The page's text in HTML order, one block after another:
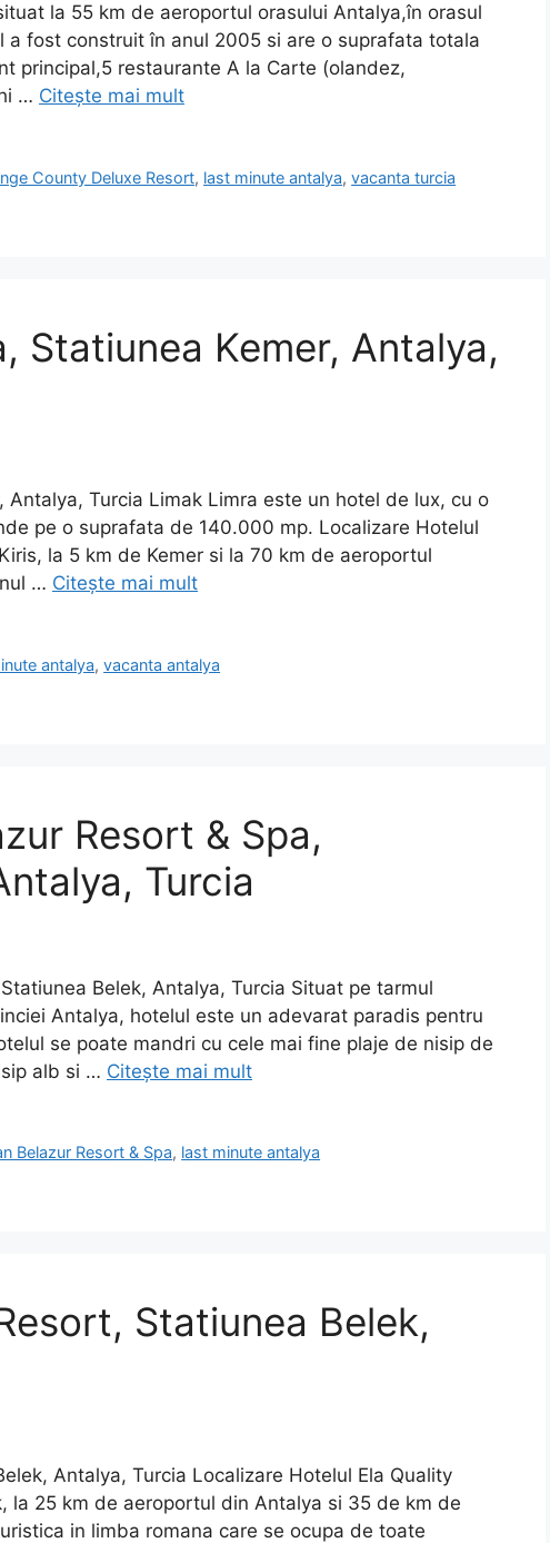
la 55 km de aeroportul orasului Antalya,în orasul
a fost construit în anul 2005 si are o suprafata totala
principal,5 restaurante A la Carte (olandez,
… Citește mai mult
County Deluxe Resort, last minute antalya,vacanta turcia
Statiunea Kemer, Antalya,
Antalya, Turcia Limak Limra este un hotel de lux, cu o
pe o suprafata de 140.000 mp. Localizare Hotelul
la 5 km de Kemer si la 70 km de aeroportul
… Citește mai mult
antalya,vacanta antalya
Resort & Spa,
Turcia
Belek, Antalya, Turcia Situat pe tarmul
Antalya, hotelul este un adevarat paradis pentru
se poate mandri cu cele mai fine plaje de nisip de
alb si … Citește mai mult
Belazur Resort & Spa, last minute antalya
Statiunea Belek,
Antalya, Turcia Localizare Hotelul Ela Quality
la 25 km de aeroportul din Antalya si 35 de km de
in limba romana care se ocupa de toate